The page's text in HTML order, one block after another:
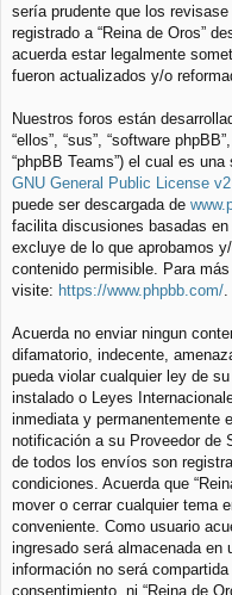
sería prudente que los
registrado a “Reina de Oros”
acuerda estar legalmente
fueron actualizados y/o
Nuestros foros están
“ellos”, “sus”, “software
“phpBB Teams”) el cual es
GNU General Public License
puede ser descargada de
facilita discusiones basadas
excluye de lo que aprobamos
contenido permisible. Para
visite: https://www.phpbb.com/
Acuerda no enviar ningun
difamatorio, indecente,
pueda violar cualquier ley de
instalado o Leyes
inmediata y permanentemente
notificación a su Proveedor de
de todos los envíos son
condiciones. Acuerda que
mover o cerrar cualquier tema
conveniente. Como usuario
ingresado será almacenada en
información no será
consentimiento, ni “Reina de